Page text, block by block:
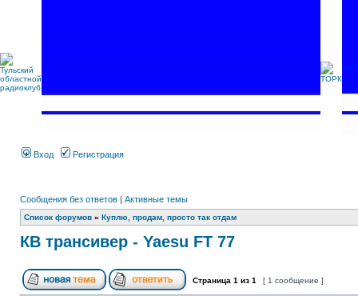
Вход Регистрация
Сообщения без ответов | Активные темы
Список форумов » Куплю, продам, просто так отдам
КВ трансивер - Yaesu FT 77
Страница 1 из 1 [ 1 сообщение ]